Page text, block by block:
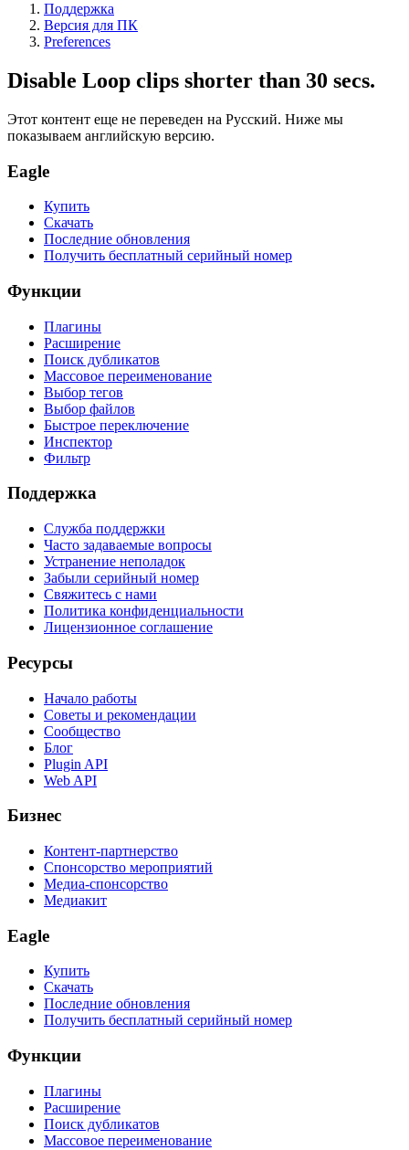
Поддержка
Версия для ПК
Preferences
Disable Loop clips shorter than 30 secs.
Этот контент еще не переведен на Русский. Ниже мы
показываем английскую версию.
Eagle
Купить
Скачать
Последние обновления
Получить бесплатный серийный номер
Функции
Плагины
Расширение
Поиск дубликатов
Массовое переименование
Выбор тегов
Выбор файлов
Быстрое переключение
Инспектор
Фильтр
Поддержка
Служба поддержки
Часто задаваемые вопросы
Устранение неполадок
Забыли серийный номер
Свяжитесь с нами
Политика конфиденциальности
Лицензионное соглашение
Ресурсы
Начало работы
Советы и рекомендации
Сообщество
Блог
Plugin API
Web API
Бизнес
Контент-партнерство
Спонсорство мероприятий
Медиа-спонсорство
Медиакит
Eagle
Купить
Скачать
Последние обновления
Получить бесплатный серийный номер
Функции
Плагины
Расширение
Поиск дубликатов
Массовое переименование